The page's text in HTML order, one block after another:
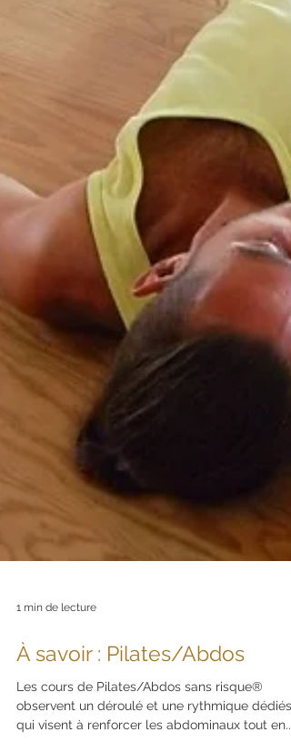
1 min de lecture
À savoir : Pilates/Abdos
Les cours de Pilates/Abdos sans risque®